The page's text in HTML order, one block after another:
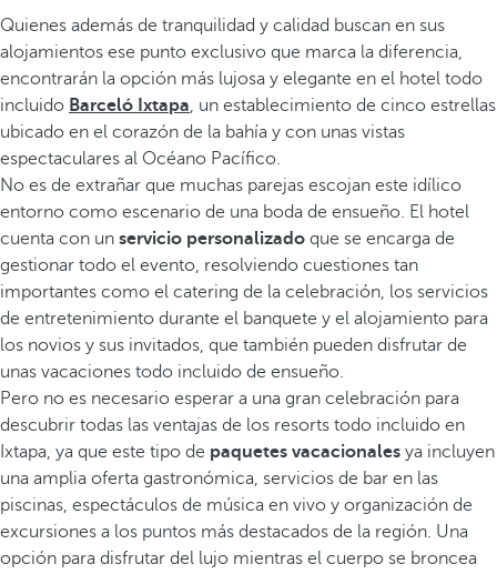
Quienes además de tranquilidad y calidad buscan en sus
alojamientos ese punto exclusivo que marca la diferencia,
encontrarán la opción más lujosa y elegante en el hotel todo
incluido Barceló Ixtapa, un establecimiento de cinco estrellas
ubicado en el corazón de la bahía y con unas vistas
espectaculares al Océano Pacífico.
No es de extrañar que muchas parejas escojan este idílico
entorno como escenario de una boda de ensueño. El hotel
cuenta con un servicio personalizado que se encarga de
gestionar todo el evento, resolviendo cuestiones tan
importantes como el catering de la celebración, los servicios
de entretenimiento durante el banquete y el alojamiento para
los novios y sus invitados, que también pueden disfrutar de
unas vacaciones todo incluido de ensueño.
Pero no es necesario esperar a una gran celebración para
descubrir todas las ventajas de los resorts todo incluido en
Ixtapa, ya que este tipo de paquetes vacacionales ya incluyen
una amplia oferta gastronómica, servicios de bar en las
piscinas, espectáculos de música en vivo y organización de
excursiones a los puntos más destacados de la región. Una
opción para disfrutar del lujo mientras el cuerpo se broncea